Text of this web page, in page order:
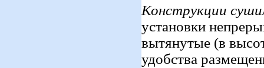
Конструкции
установки
вытянутые (в
удобства